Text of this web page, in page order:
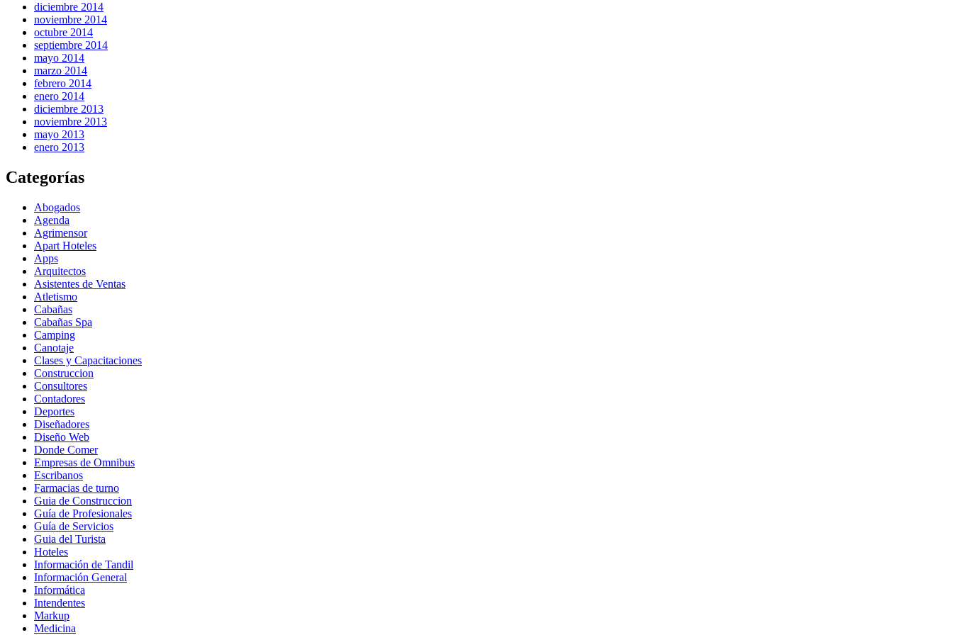
diciembre 2014
noviembre 2014
octubre 2014
septiembre 2014
mayo 2014
marzo 2014
febrero 2014
enero 2014
diciembre 2013
noviembre 2013
mayo 2013
enero 2013
Categorías
Abogados
Agenda
Agrimensor
Apart Hoteles
Apps
Arquitectos
Asistentes de Ventas
Atletismo
Cabañas
Cabañas Spa
Camping
Canotaje
Clases y Capacitaciones
Construccion
Consultores
Contadores
Deportes
Diseñadores
Diseño Web
Donde Comer
Empresas de Omnibus
Escribanos
Farmacias de turno
Guia de Construccion
Guía de Profesionales
Guía de Servicios
Guia del Turista
Hoteles
Información de Tandil
Información General
Informática
Intendentes
Markup
Medicina